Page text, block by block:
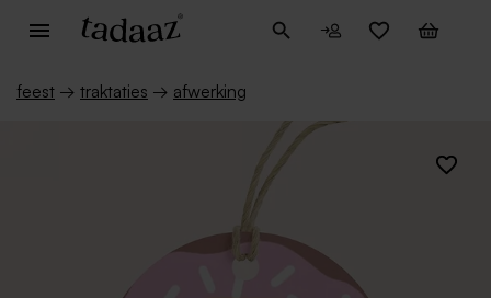
feest → traktaties → afwerking